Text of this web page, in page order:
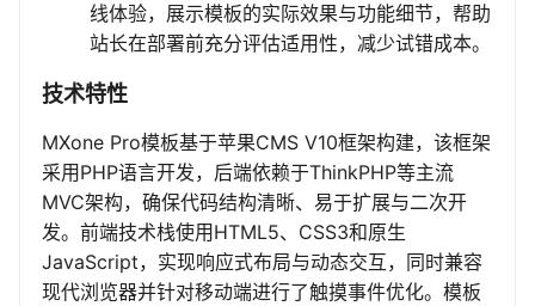
线体验，展示模板的实际效果与功能细节，帮助
站长在部署前充分评估适用性，减少试错成本。
技术特性
MXone Pro模板基于苹果CMS V10框架构建，该框架
采用PHP语言开发，后端依赖于ThinkPHP等主流
MVC架构，确保代码结构清晰、易于扩展与二次开
发。前端技术栈使用HTML5、CSS3和原生
JavaScript，实现响应式布局与动态交互，同时兼容
现代浏览器并针对移动端进行了触摸事件优化。模板